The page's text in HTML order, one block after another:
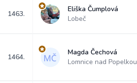
1463.
Eliška Čumplová
Lobeč
1464.
Magda Čechová
Lomnice nad Popelkou